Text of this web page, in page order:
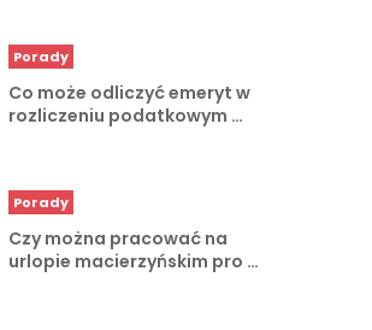
Porady
Co może odliczyć emeryt w
rozliczeniu podatkowym …
Porady
Czy można pracować na
urlopie macierzyńskim pro …